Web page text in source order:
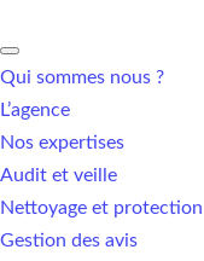
Qui sommes nous ?
L’agence
Nos expertises
Audit et veille
Nettoyage et protection
Gestion des avis